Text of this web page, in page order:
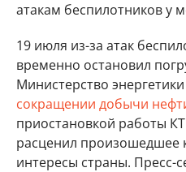
атакам беспилотников у
19 июля из-за атак
временно остановил
Министерство
сокращении добычи
приостановкой работы
расценил произошедшее
интересы страны. Пресс-